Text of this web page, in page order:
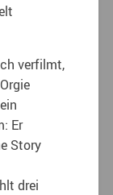
verfilmt,
Er
Story
drei